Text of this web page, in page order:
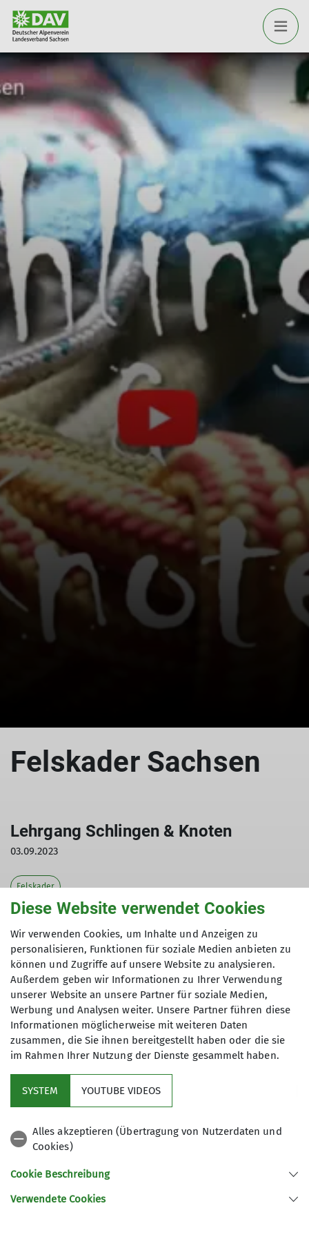
Felskader Sachsen
Lehrgang Schlingen & Knoten
03.09.2023
Felskader
Elbsandsteingebirge ist das selbstständige Legen
von Sicherungen aus Textil. Diese textilen
Sicherungen sind meist in Form von bunten
Schlingen zu finden. Was die Schlingen alles
können und wie man sie am besten legt, lernen
unsere Athlet*innen beim Schlingenkurs.
Eindrücke davon erhaltet ihr imYouTube-Video.
Dafür haben wir uns die Wolfsfalle in der
war uns dabei, dass die Teilnehmer*innen ein
Gefühl für ihre selbst gelegten Schlingen
bekommen und Vertrauen zu diesen aufbauen
können. Wie das genau aussieht, zeigt sich im
Video. Für ein sicheres Training wurden die
Diese Website verwendet Cookies
Wir verwenden Cookies, um Inhalte und Anzeigen zu
personalisieren, Funktionen für soziale Medien anbieten zu
können und Zugriffe auf unsere Website zu analysieren.
Außerdem geben wir Informationen zu Ihrer Verwendung
unserer Website an unsere Partner für soziale Medien,
Werbung und Analysen weiter. Unsere Partner führen diese
Informationen möglicherweise mit weiteren Daten
zusammen, die Sie ihnen bereitgestellt haben oder die sie
im Rahmen Ihrer Nutzung der Dienste gesammelt haben.
SYSTEM YOUTUBE VIDEOS
Alles akzeptieren (Übertragung von Nutzerdaten und
Cookies)
Cookie Beschreibung
Verwendete Cookies